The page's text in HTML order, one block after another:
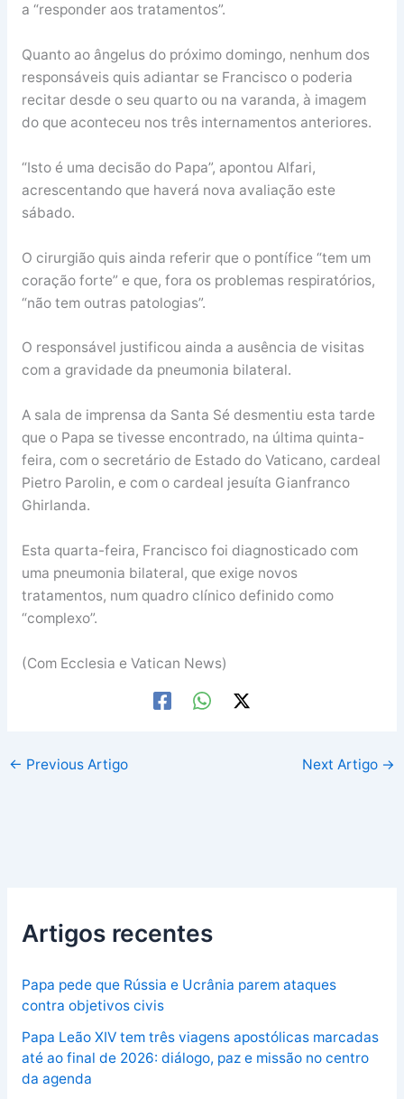
a “responder aos tratamentos”.
Quanto ao ângelus do próximo domingo, nenhum dos
responsáveis quis adiantar se Francisco o poderia
recitar desde o seu quarto ou na varanda, à imagem
do que aconteceu nos três internamentos anteriores.
“Isto é uma decisão do Papa”, apontou Alfari,
acrescentando que haverá nova avaliação este
sábado.
O cirurgião quis ainda referir que o pontífice “tem um
coração forte” e que, fora os problemas respiratórios,
“não tem outras patologias”.
O responsável justificou ainda a ausência de visitas
com a gravidade da pneumonia bilateral.
A sala de imprensa da Santa Sé desmentiu esta tarde
que o Papa se tivesse encontrado, na última quinta-
feira, com o secretário de Estado do Vaticano, cardeal
Pietro Parolin, e com o cardeal jesuíta Gianfranco
Ghirlanda.
Esta quarta-feira, Francisco foi diagnosticado com
uma pneumonia bilateral, que exige novos
tratamentos, num quadro clínico definido como
“complexo”.
(Com Ecclesia e Vatican News)
← Previous Artigo Next Artigo →
Artigos recentes
Papa pede que Rússia e Ucrânia parem ataques
contra objetivos civis
Papa Leão XIV tem três viagens apostólicas marcadas
até ao final de 2026: diálogo, paz e missão no centro
da agenda